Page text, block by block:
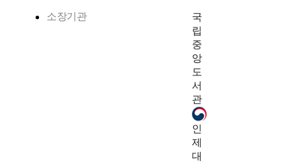
소장기관
국
립
중
앙
도
서
관
인
제
대